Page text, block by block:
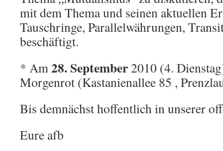
mit dem Thema und seinen aktuellen
Tauschringe, Parallelwährungen,
beschäftigt.
* Am28. September 2010 (4.
Morgenrot (Kastanienallee 85 ,
Bis demnächst hoffentlich in unserer
Eure afb